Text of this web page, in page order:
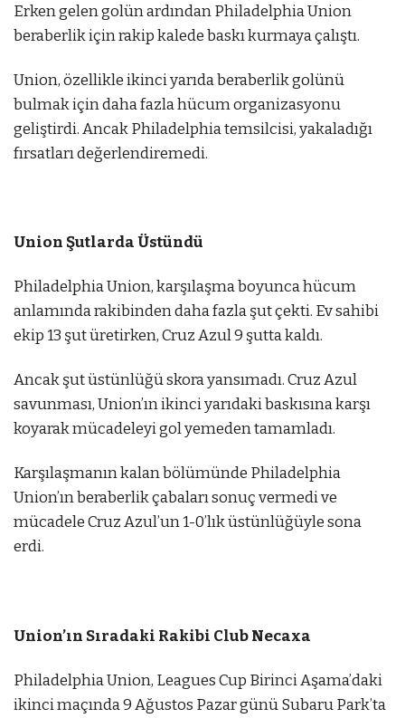
Erken gelen golün ardından Philadelphia Union
beraberlik için rakip kalede baskı kurmaya çalıştı.
Union, özellikle ikinci yarıda beraberlik golünü
bulmak için daha fazla hücum organizasyonu
geliştirdi. Ancak Philadelphia temsilcisi, yakaladığı
fırsatları değerlendiremedi.
Union Şutlarda Üstündü
Philadelphia Union, karşılaşma boyunca hücum
anlamında rakibinden daha fazla şut çekti. Ev sahibi
ekip 13 şut üretirken, Cruz Azul 9 şutta kaldı.
Ancak şut üstünlüğü skora yansımadı. Cruz Azul
savunması, Union’ın ikinci yarıdaki baskısına karşı
koyarak mücadeleyi gol yemeden tamamladı.
Karşılaşmanın kalan bölümünde Philadelphia
Union’ın beraberlik çabaları sonuç vermedi ve
mücadele Cruz Azul’un 1-0’lık üstünlüğüyle sona
erdi.
Union’ın Sıradaki Rakibi Club Necaxa
Philadelphia Union, Leagues Cup Birinci Aşama’daki
ikinci maçında 9 Ağustos Pazar günü Subaru Park’ta